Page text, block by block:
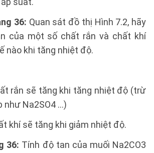
36: Quan sát đồ thị Hình 7.2, hãy
của một số chất rắn và chất khí
nào khi tăng nhiệt độ.
rắn sẽ tăng khi tăng nhiệt độ (trừ
Na2SO4 …)
khí sẽ tăng khi giảm nhiệt độ.
36: Tính độ tan của muối Na2CO3